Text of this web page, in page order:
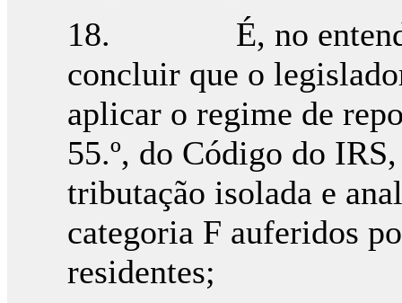
18. É, no
concluir que o
aplicar o regime de
55.º, do Código do
tributação isolada e
categoria F auferidos
residentes;